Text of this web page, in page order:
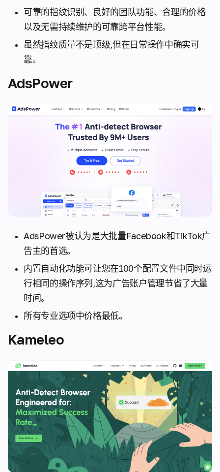
可靠的指纹识别、良好的团队功能、合理的价格
以及无需持续维护的可靠跨平台性能。
虽然指纹质量不是顶级,但在日常操作中确实可
靠。
AdsPower
AdsPower被认为是大批量Facebook和TikTok广
告主的首选。
内置自动化功能可让您在100个配置文件中同时运
行相同的操作序列,这为广告账户管理节省了大量
时间。
所有专业选项中价格最低。
Kameleo